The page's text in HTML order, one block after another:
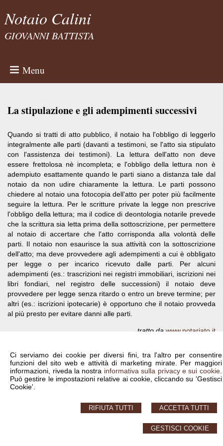
Ci serviamo dei cookie per diversi fini, tra l'altro per consentire
funzioni del sito web e attività di marketing mirate. Per maggiori
informazioni, riveda la nostra informativa sulla privacy e sui cookie.
Può gestire le impostazioni relative ai cookie, cliccando su 'Gestisci
Cookie'.
ACCETTA TUTTI
RIFIUTA TUTTI
GESTISCI COOKIE
Notaio Calini
GIOVANNI BATTISTA
Menu
La stipulazione e gli adempimenti successivi
Quando si tratti di atto pubblico, il notaio ha l'obbligo di leggerlo
integralmente alle parti (davanti a testimoni, se l'atto sia stipulato
con l'assistenza dei testimoni). La lettura dell'atto non deve
essere frettolosa nè incompleta; e l'obbligo della lettura non è
adempiuto esattamente quando le parti siano a distanza tale dal
notaio da non udire chiaramente la lettura. Le parti possono
chiedere al notaio una fotocopia dell'atto per poter più facilmente
seguire la lettura. Per le scritture private la legge non prescrive
l'obbligo della lettura; ma il codice di deontologia notarile prevede
che la scrittura sia letta prima della sottoscrizione, per permettere
al notaio di accertare che l'atto corrisponda alla volontà delle
parti. Il notaio non esaurisce la sua attività con la sottoscrizione
dell'atto; ma deve provvedere agli adempimenti a cui è obbligato
per legge o per incarico ricevuto dalle parti. Per alcuni
adempimenti (es.: trascrizioni nei registri immobiliari, iscrizioni nei
libri fondiari, nel registro delle successioni) il notaio deve
provvedere per legge senza ritardo o entro un breve termine; per
altri (es.: iscrizioni ipotecarie) è opportuno che il notaio provveda
al più presto per evitare danni alle parti.
tratto da www.notariato.it
Calini Giovanni Battista - Piazza Monsignor G. Almici, 23 Brescia -
T.030.46061
© 2026 Copyright Notaio Calini Giovanni Battista. Tutti i diritti riservati | P.IVA
Privacy -Cookie Policy- Gestisci Cookie-Credits